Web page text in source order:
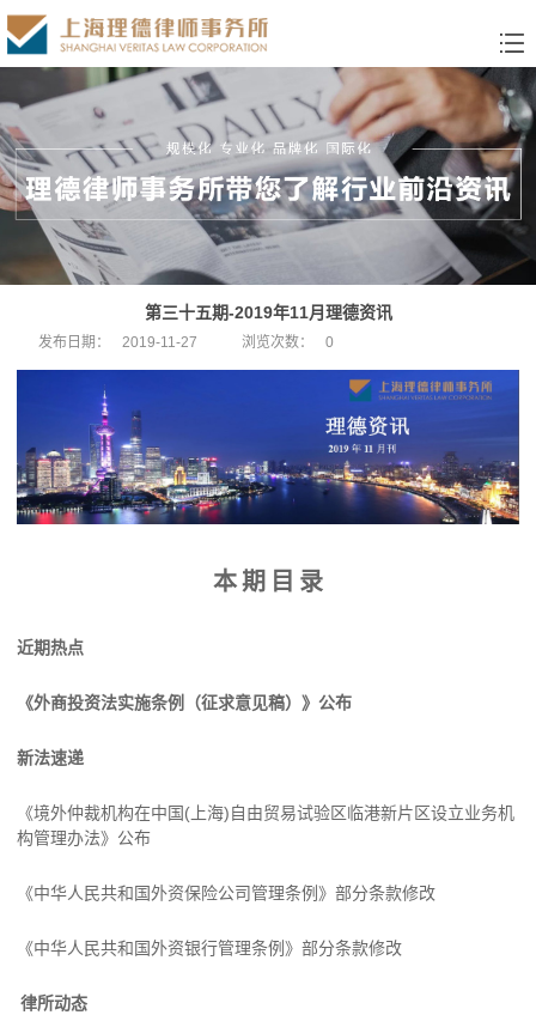
第三十五期-2019年11月理德资讯
发布日期： 2019-11-27 浏览次数： 0
本期 目 录
近期热点
《外商投资法实施条例（征求意见稿）》公布
新法速递
《境外仲裁机构在中国(上海)自由贸易试验区临港新片区设立业务机
构管理办法》公布
《中华人民共和国外资保险公司管理条例》部分条款修改
《中华人民共和国外资银行管理条例》部分条款修改
律所动态